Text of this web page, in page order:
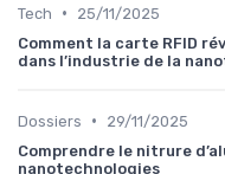
Tech •
25/11/2025
Comment la carte RFID
dans l’industrie de la
Dossiers •
29/11/2025
Comprendre le nitrure
nanotechnologies